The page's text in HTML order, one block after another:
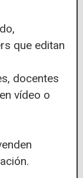
que editan
docentes
vídeo o